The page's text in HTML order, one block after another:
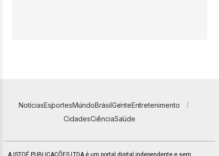
NotíciasEsportesMundoBrasilGenteEntretenimento
CidadesCiênciaSaúde
A ISTOÉ PUBLICAÇÕES LTDA é um portal digital independente e sem